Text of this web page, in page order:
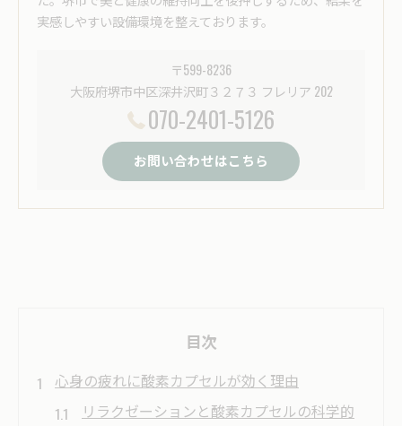
実感しやすい設備環境を整えております。
〒599-8236
大阪府堺市中区深井沢町３２７３ フレリア 202
070-2401-5126
お問い合わせはこちら
目次
心身の疲れに酸素カプセルが効く理由
リラクゼーションと酸素カプセルの科学的